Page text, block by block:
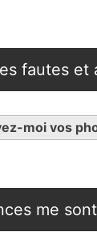
fautes et
moi vos
me